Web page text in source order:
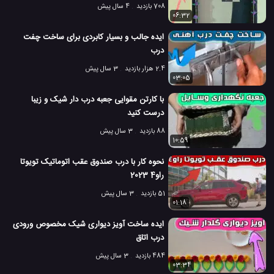
708 بازدید
4 سال پیش
06:32
ایده جالب و بسیار کابردی برای ساخت چفت
درب
2.4 هزار بازدید
3 سال پیش
03:05
با کارتن مقوایی جعبه درب دار شیک و زیبا
درست کنید
88 بازدید
3 سال پیش
10:59
نحوه کار با درب صندوق عقب اتوماتیک تویوتا
راو4 2023
51 بازدید
3 سال پیش
01:18
ایده ساخت آویز دیواری شیک مخصوص ورودی
درب اتاق
484 بازدید
3 سال پیش
03:34